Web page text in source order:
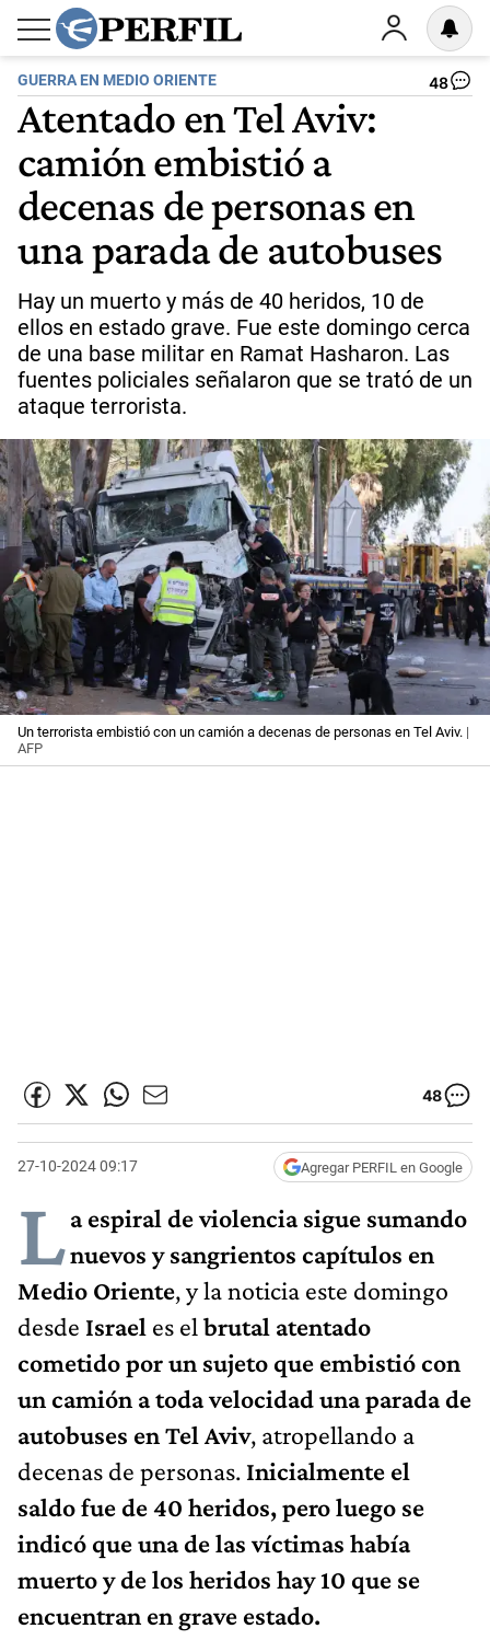
GUERRA EN MEDIO ORIENTE 48
Atentado en Tel Aviv:
camión embistió a
decenas de personas en
una parada de autobuses
Hay un muerto y más de 40 heridos, 10 de
ellos en estado grave. Fue este domingo cerca
de una base militar en Ramat Hasharon. Las
fuentes policiales señalaron que se trató de un
ataque terrorista.
Un terrorista embistió con un camión a decenas de personas en Tel Aviv. |
AFP
48
27-10-2024 09:17 Agregar PERFIL en Google
La espiral de violencia sigue sumando
nuevos y sangrientos capítulos en
Medio Oriente, y la noticia este domingo
desde Israel es el brutal atentado
cometido por un sujeto que embistió con
un camión a toda velocidad una parada de
autobuses en Tel Aviv, atropellando a
decenas de personas. Inicialmente el
saldo fue de 40 heridos, pero luego se
indicó que una de las víctimas había
muerto y de los heridos hay 10 que se
encuentran en grave estado.